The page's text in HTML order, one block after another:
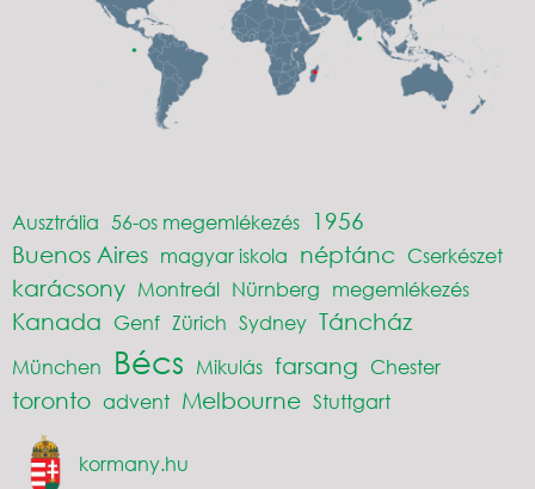
Ausztrália 56-os megemlékezés
1956
Buenos Aires magyar iskola néptánc Cserkészet
karácsony Montreál Nürnberg megemlékezés
Kanada Genf Zürich Sydney Táncház
München Bécs Mikulás farsang Chester
toronto advent Melbourne Stuttgart
kormany.hu